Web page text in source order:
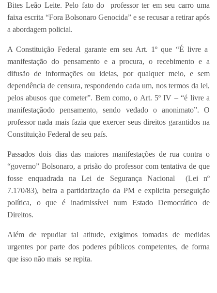
Bites Leão Leite. Pelo fato do professor ter em seu carro uma
faixa escrita “Fora Bolsonaro Genocida” e se recusar a retirar após
a abordagem policial.
A Constituição Federal garante em seu Art. 1º que “É livre a
manifestação do pensamento e a procura, o recebimento e a
difusão de informações ou ideias, por qualquer meio, e sem
dependência de censura, respondendo cada um, nos termos da lei,
pelos abusos que cometer”. Bem como, o Art. 5º IV – “é livre a
manifestaçãodo pensamento, sendo vedado o anonimato”. O
professor nada mais fazia que exercer seus direitos garantidos na
Constituição Federal de seu país.
Passados dois dias das maiores manifestações de rua contra o
“governo” Bolsonaro, a prisão do professor com tentativa de que
fosse enquadrada na Lei de Segurança Nacional (Lei nº
7.170/83), beira a partidarização da PM e explicita perseguição
política, o que é inadmissível num Estado Democrático de
Direitos.
Além de repudiar tal atitude, exigimos tomadas de medidas
urgentes por parte dos poderes públicos competentes, de forma
que isso não mais se repita.